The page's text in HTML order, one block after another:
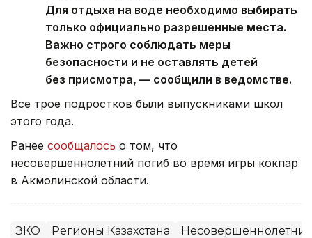
Для отдыха на воде необходимо выбирать
только официально разрешенные места.
Важно строго соблюдать меры
безопасности и не оставлять детей
без присмотра, — сообщили в ведомстве.
Все трое подростков были выпускниками школ
этого года.
Ранее сообщалось о том, что
несовершеннолетний погиб во время игры кокпар
в Акмолинской области.
ЗКО Регионы Казахстана